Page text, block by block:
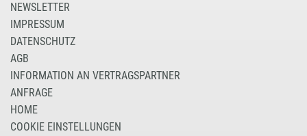
NEWSLETTER
IMPRESSUM
DATENSCHUTZ
AGB
INFORMATION AN VERTRAGSPARTNER
ANFRAGE
HOME
COOKIE EINSTELLUNGEN